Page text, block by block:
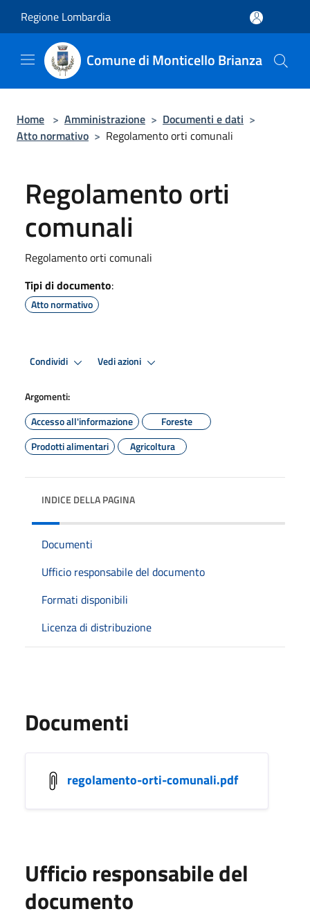
Regione Lombardia
Comune di Monticello Brianza
Home > Amministrazione > Documenti e dati >
Atto normativo > Regolamento orti comunali
Regolamento orti
comunali
Regolamento orti comunali
Tipi di documento:
Atto normativo
Condividi Vedi azioni
Argomenti:
Accesso all'informazione
Foreste
Prodotti alimentari
Agricoltura
INDICE DELLA PAGINA
Documenti
Ufficio responsabile del documento
Formati disponibili
Licenza di distribuzione
Documenti
regolamento-orti-comunali.pdf
Ufficio responsabile del
documento